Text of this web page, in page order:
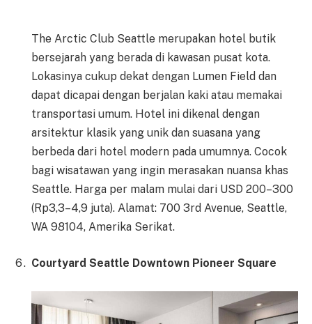
The Arctic Club Seattle merupakan hotel butik
bersejarah yang berada di kawasan pusat kota.
Lokasinya cukup dekat dengan Lumen Field dan
dapat dicapai dengan berjalan kaki atau memakai
transportasi umum. Hotel ini dikenal dengan
arsitektur klasik yang unik dan suasana yang
berbeda dari hotel modern pada umumnya. Cocok
bagi wisatawan yang ingin merasakan nuansa khas
Seattle. Harga per malam mulai dari USD 200–300
(Rp3,3–4,9 juta). Alamat: 700 3rd Avenue, Seattle,
WA 98104, Amerika Serikat.
Courtyard Seattle Downtown Pioneer Square